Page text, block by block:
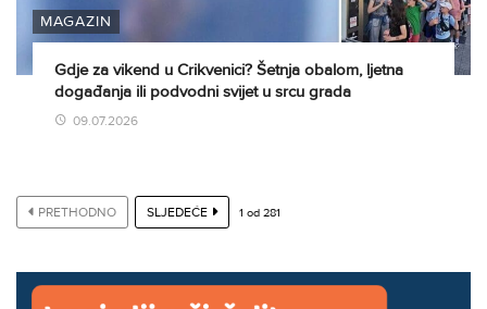
MAGAZIN
Gdje za vikend u Crikvenici? Šetnja obalom, ljetna
događanja ili podvodni svijet u srcu grada
09.07.2026
PRETHODNO SLJEDEĆE 1 od 281